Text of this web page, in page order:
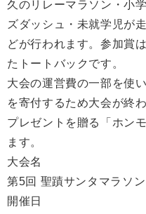
久のリレーマラソン・小
ズダッシュ・未就学児が
どが行われます。参加賞
たトートバックです。
大会の運営費の一部を使
を寄付するため大会が終
プレゼントを贈る「ホン
ます。
大会名
第5回 聖蹟サンタマラソン
開催日